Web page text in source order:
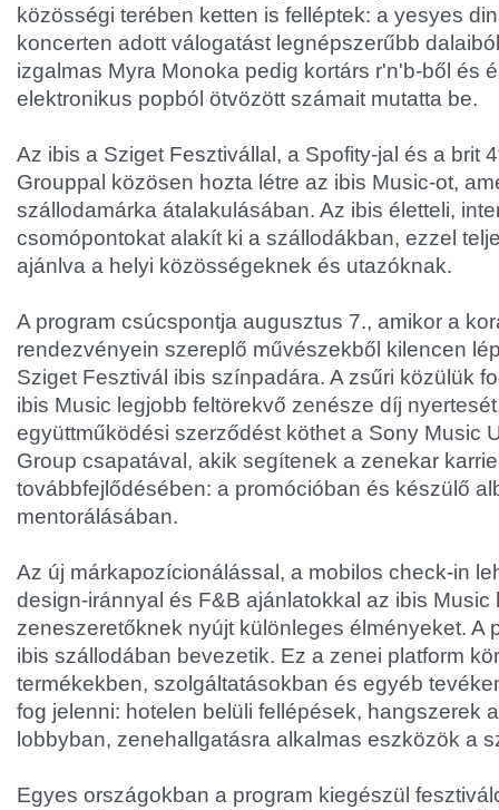
közösségi terében ketten is felléptek: a yesyes
koncerten adott válogatást legnépszerűbb
izgalmas Myra Monoka pedig kortárs r'n'b-ből és
elektronikus popból ötvözött számait mutatta be.
Az ibis a Sziget Fesztivállal, a Spofity-jal és a brit
Grouppal közösen hozta létre az ibis Music-ot,
szállodamárka átalakulásában. Az ibis életteli,
csomópontokat alakít ki a szállodákban, ezzel
ajánlva a helyi közösségeknek és utazóknak.
A program csúcspontja augusztus 7., amikor a
rendezvényein szereplő művészekből kilencen
Sziget Fesztivál ibis színpadára. A zsűri közülük
ibis Music legjobb feltörekvő zenésze díj
együttműködési szerződést köthet a Sony Music
Group csapatával, akik segítenek a zenekar
továbbfejlődésében: a promócióban és készülő
mentorálásában.
Az új márkapozícionálással, a mobilos check-in
design-iránnyal és F&B ajánlatokkal az ibis Music
zeneszeretőknek nyújt különleges élményeket. A
ibis szállodában bevezetik. Ez a zenei platform
termékekben, szolgáltatásokban és egyéb
fog jelenni: hotelen belüli fellépések, hangszerek
lobbyban, zenehallgatásra alkalmas eszközök a
Egyes országokban a program kiegészül